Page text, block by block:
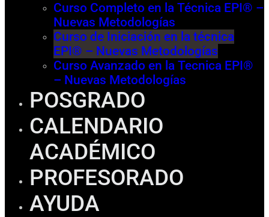
Curso Completo en la Técnica EPI® –
Nuevas Metodologías
Curso de Iniciación en la técnica
EPI® – Nuevas Metodologías
Curso Avanzado en la Tecnica EPI®
– Nuevas Metodologías
POSGRADO
CALENDARIO
ACADÉMICO
PROFESORADO
AYUDA